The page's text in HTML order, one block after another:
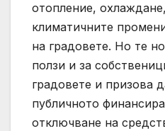
отопление,
климатичните
на градовете. Но те
ползи и за
градовете и призова
публичното
отключване на